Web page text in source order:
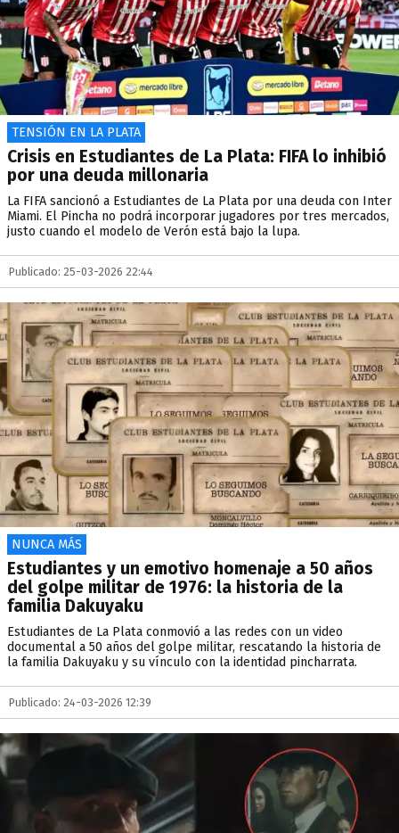
TENSIÓN EN LA PLATA
Crisis en Estudiantes de La Plata: FIFA lo inhibió
por una deuda millonaria
La FIFA sancionó a Estudiantes de La Plata por una deuda con Inter
Miami. El Pincha no podrá incorporar jugadores por tres mercados,
justo cuando el modelo de Verón está bajo la lupa.
Publicado: 25-03-2026 22:44
NUNCA MÁS
Estudiantes y un emotivo homenaje a 50 años
del golpe militar de 1976: la historia de la
familia Dakuyaku
Estudiantes de La Plata conmovió a las redes con un video
documental a 50 años del golpe militar, rescatando la historia de
la familia Dakuyaku y su vínculo con la identidad pincharrata.
Publicado: 24-03-2026 12:39